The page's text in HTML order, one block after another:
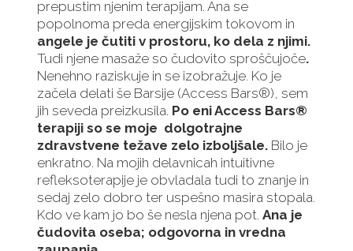
prepustim njenim terapijam. Ana se
popolnoma preda energijskim tokovom in
angele je čutiti v prostoru, ko dela z njimi.
Tudi njene masaže so čudovito sproščujoče.
Nenehno raziskuje in se izobražuje. Ko je
začela delati še Barsije (Access Bars®), sem
jih seveda preizkusila. Po eni Access Bars®
terapiji so se moje dolgotrajne
zdravstvene težave zelo izboljšale. Bilo je
enkratno. Na mojih delavnicah intuitivne
refleksoterapije je obvladala tudi to znanje in
sedaj zelo dobro ter uspešno masira stopala.
Kdo ve kam jo bo še nesla njena pot. Ana je
čudovita oseba; odgovorna in vredna